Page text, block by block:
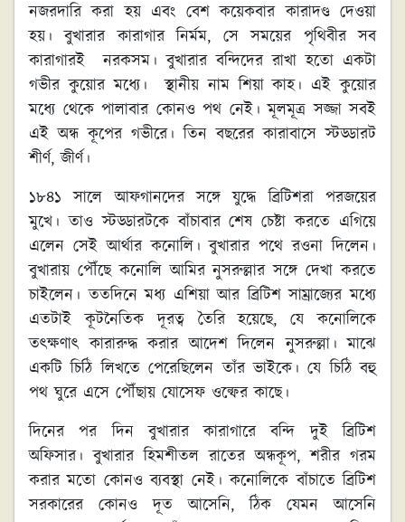
নজরদারি করা হয় এবং বেশ কয়েকবার কারাদণ্ড দেওয়া
হয়। বুখারার কারাগার নির্মম, সে সময়ের পৃথিবীর সব
কারাগারই নরকসম। বুখারার বন্দিদের রাখা হতো একটা
গভীর কুয়োর মধ্যে। স্থানীয় নাম শিয়া কাহ। এই কুয়োর
মধ্যে থেকে পালাবার কোনও পথ নেই। মূলমূত্র সজ্জা সবই
এই অন্ধ কূপের গভীরে। তিন বছরের কারাবাসে স্টড্ডারট
শীর্ণ, জীর্ণ।
১৮৪১ সালে আফগানদের সঙ্গে যুদ্ধে ব্রিটিশরা পরজয়ের
মুখে। তাও স্টড্ডারটকে বাঁচাবার শেষ চেষ্টা করতে এগিয়ে
এলেন সেই আর্থার কনোলি। বুখারার পথে রওনা দিলেন।
বুখারায় পৌঁছে কনোলি আমির নুসরুল্লার সঙ্গে দেখা করতে
চাইলেন। ততদিনে মধ্য এশিয়া আর ব্রিটিশ সাম্রাজ্যের মধ্যে
এতটাই কূটনৈতিক দূরত্ব তৈরি হয়েছে, যে কনোলিকে
তৎক্ষণাৎ কারারুদ্ধ করার আদেশ দিলেন নুসরুল্লা। মাঝে
একটি চিঠি লিখতে পেরেছিলেন তাঁর ভাইকে। যে চিঠি বহু
পথ ঘুরে এসে পৌঁছায় যোসেফ ওল্ফের কাছে।
দিনের পর দিন বুখারার কারাগারে বন্দি দুই ব্রিটিশ
অফিসার। বুখারার হিমশীতল রাতের অন্ধকূপ, শরীর গরম
করার মতো কোনও ব্যবস্থা নেই। কনোলিকে বাঁচাতে ব্রিটিশ
সরকারের কোনও দূত আসেনি, ঠিক যেমন আসেনি